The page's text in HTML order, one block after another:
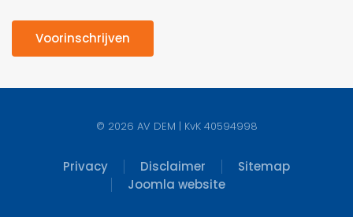
Voorinschrijven
© 2026 AV DEM | KvK 40594998
Privacy Disclaimer
Sitemap
Joomla website